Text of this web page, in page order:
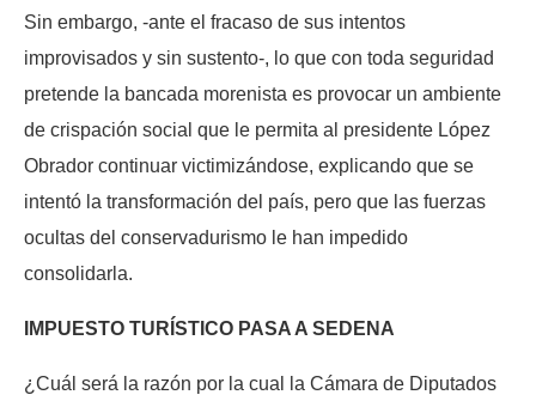
Sin embargo, -ante el fracaso de sus intentos
improvisados y sin sustento-, lo que con toda seguridad
pretende la bancada morenista es provocar un ambiente
de crispación social que le permita al presidente López
Obrador continuar victimizándose, explicando que se
intentó la transformación del país, pero que las fuerzas
ocultas del conservadurismo le han impedido
consolidarla.
IMPUESTO TURÍSTICO PASA A SEDENA
¿Cuál será la razón por la cual la Cámara de Diputados